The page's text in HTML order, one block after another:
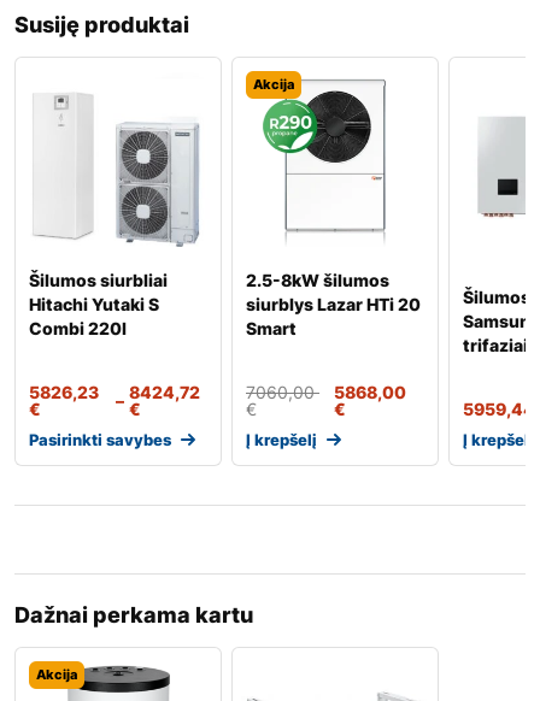
Susiję produktai
Šilumos siurbliai
Hitachi Yutaki S
Combi 220l
5826,23
€
– 8424,72
€
Pasirinkti savybes
Akcija
2.5-8kW šilumos
siurblys Lazar HTi 20
Smart
7060,00
€
5868,00
€
Į krepšelį
Šilumos
trifaziai
5959,44
Į krepšelį
Dažnai perkama kartu
Akcija